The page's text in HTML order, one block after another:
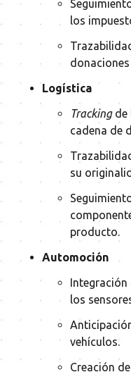
los
Logística
Trackingde
cadena de
su
producto.
Automoción
Integración
los
vehículos.
Creación